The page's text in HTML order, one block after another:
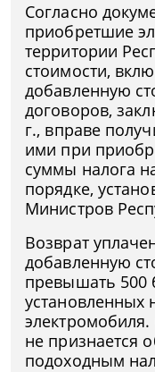
Согласно
приобретшие
территории
стоимости,
добавленную
договоров,
г., вправе
ими при
суммы налога
порядке,
Министров
Возврат
добавленную
превышать 500
установленных
не признается
подоходным